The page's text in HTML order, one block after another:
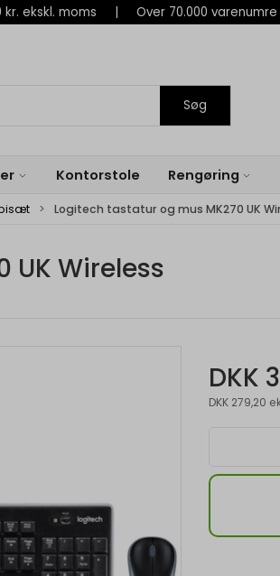
kr. ekskl. moms | Over 70.000
Søg
Kontorstole Rengøring
Logitech tastatur og mus MK270 UK
UK Wireless
DKK
DKK 279,20